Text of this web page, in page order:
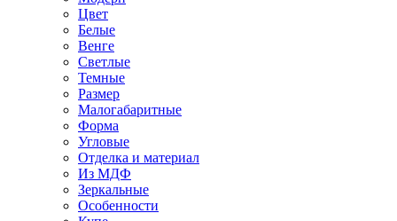
Цвет
Белые
Венге
Светлые
Темные
Размер
Малогабаритные
Форма
Угловые
Отделка и материал
Из МДФ
Зеркальные
Особенности